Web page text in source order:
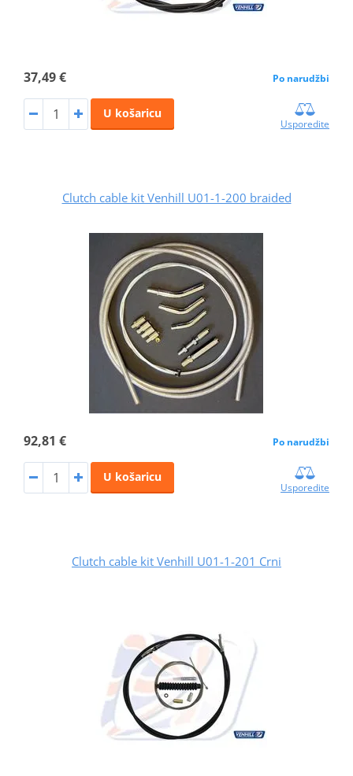
37,49 € Po narudžbi
U košaricu
Usporedite
Clutch cable kit Venhill U01-1-200 braided
92,81 € Po narudžbi
U košaricu
Usporedite
Clutch cable kit Venhill U01-1-201 Crni